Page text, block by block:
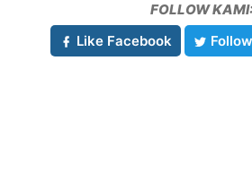
FOLLOW KAMI:
Like Facebook